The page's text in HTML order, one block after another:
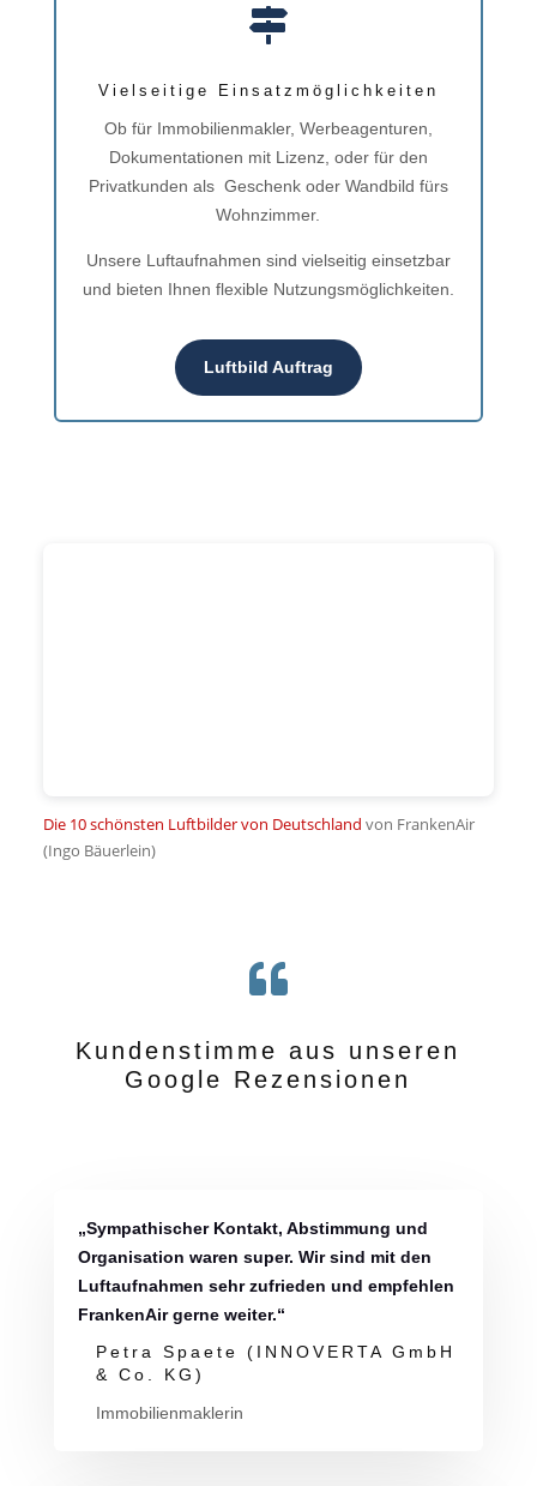

Vielseitige Einsatzmöglichkeiten
Ob für Immobilienmakler, Werbeagenturen,
Dokumentationen mit Lizenz, oder für den
Privatkunden als Geschenk oder Wandbild fürs
Wohnzimmer.
Unsere Luftaufnahmen sind vielseitig einsetzbar
und bieten Ihnen flexible Nutzungsmöglichkeiten.
Luftbild Auftrag
Die 10 schönsten Luftbilder von Deutschland von FrankenAir
(Ingo Bäuerlein)

Kundenstimme aus unseren
Google Rezensionen
„Sympathischer Kontakt, Abstimmung und
Organisation waren super. Wir sind mit den
Luftaufnahmen sehr zufrieden und empfehlen
FrankenAir gerne weiter.“
Petra Spaete (INNOVERTA GmbH
& Co. KG)
Immobilienmaklerin